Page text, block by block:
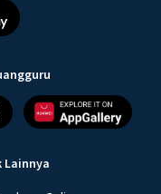
Lainnya